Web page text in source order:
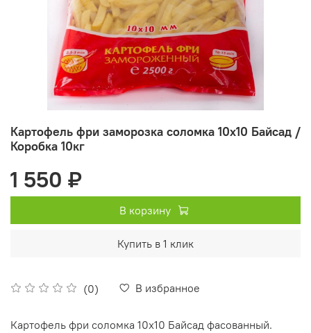
Картофель фри заморозка соломка 10х10 Байсад /
Коробка 10кг
(0) В избранное
1 550 ₽
В корзину
Купить в 1 клик
Картофель фри соломка 10х10 Байсад фасованный.